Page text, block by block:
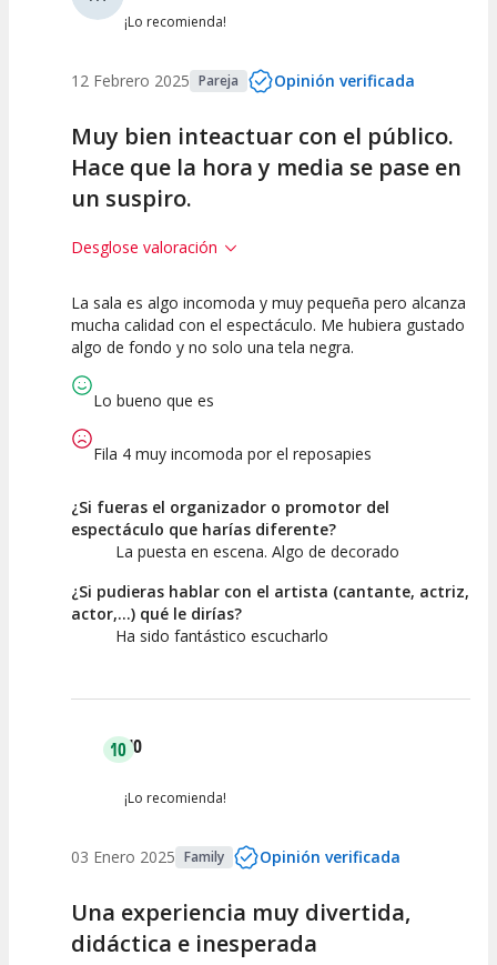
¡Lo recomienda!
12 Febrero 2025 Pareja Opinión verificada
Muy bien inteactuar con el público.
Hace que la hora y media se pase en
un suspiro.
Desglose valoración
10
Calidad del
5
Puesta en
10
Interpretación
La sala es algo incomoda y muy pequeña pero alcanza
mucha calidad con el espectáculo. Me hubiera gustado
algo de fondo y no solo una tela negra.
Lo bueno que es
Fila 4 muy incomoda por el reposapies
¿Si fueras el organizador o promotor del
espectáculo que harías diferente?
La puesta en escena. Algo de decorado
¿Si pudieras hablar con el artista (cantante, actriz,
actor,...) qué le dirías?
Ha sido fantástico escucharlo
10NO
¡Lo recomienda!
03 Enero 2025 Family Opinión verificada
Una experiencia muy divertida,
didáctica e inesperada